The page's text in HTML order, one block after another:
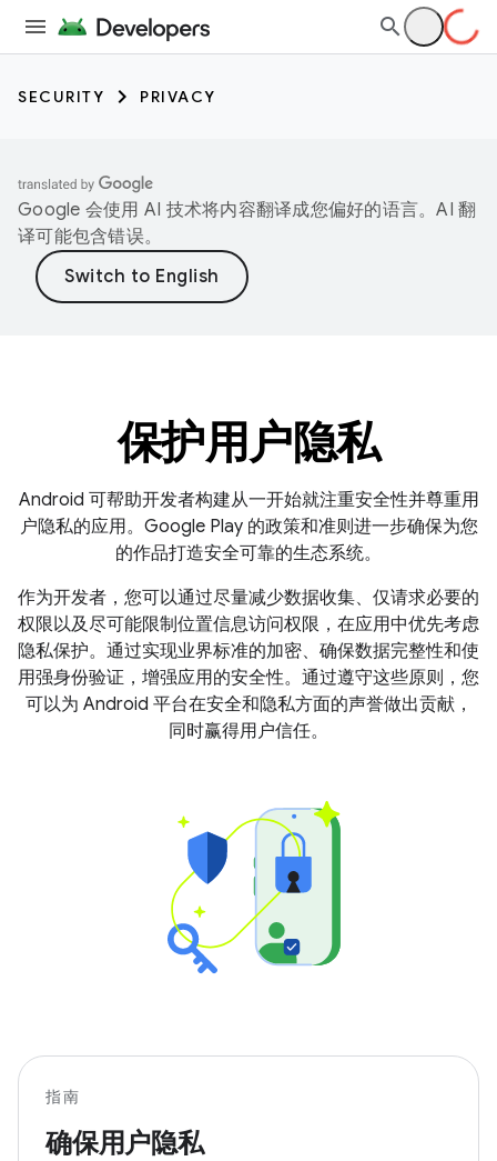
SECURITY PRIVACY
Google 会使用 AI 技术将内容翻译成您偏好的语言。AI 翻
译可能包含错误。
保护用户隐私
Android 可帮助开发者构建从一开始就注重安全性并尊重用
户隐私的应用。Google Play 的政策和准则进一步确保为您
的作品打造安全可靠的生态系统。
作为开发者，您可以通过尽量减少数据收集、仅请求必要的
权限以及尽可能限制位置信息访问权限，在应用中优先考虑
隐私保护。通过实现业界标准的加密、确保数据完整性和使
用强身份验证，增强应用的安全性。通过遵守这些原则，您
可以为 Android 平台在安全和隐私方面的声誉做出贡献，
同时赢得用户信任。
指南
确保用户隐私